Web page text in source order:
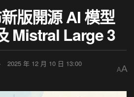
版開源 AI 模型
Mistral Large 3
2025 年 12 月 10 日 13:00
AA